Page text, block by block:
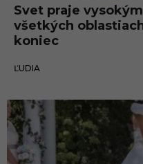
Svet praje
všetkých
koniec
ĽUDIA